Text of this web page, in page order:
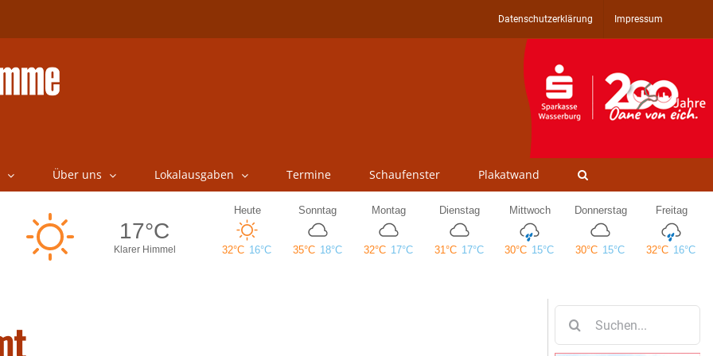
Datenschutzerklärung Impressum
Über uns Lokalausgaben Termine Schaufenster Plakatwand
nach: